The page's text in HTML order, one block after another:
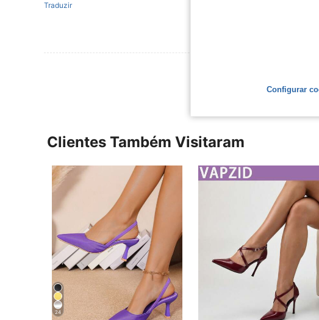
Traduzir
Clientes Também Visitaram
24
Configurar